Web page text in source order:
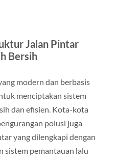
Jalan Pintar
Bersih
modern dan berbasis
menciptakan sistem
dan efisien. Kota-kota
polusi juga
yang dilengkapi dengan
sistem pemantauan lalu